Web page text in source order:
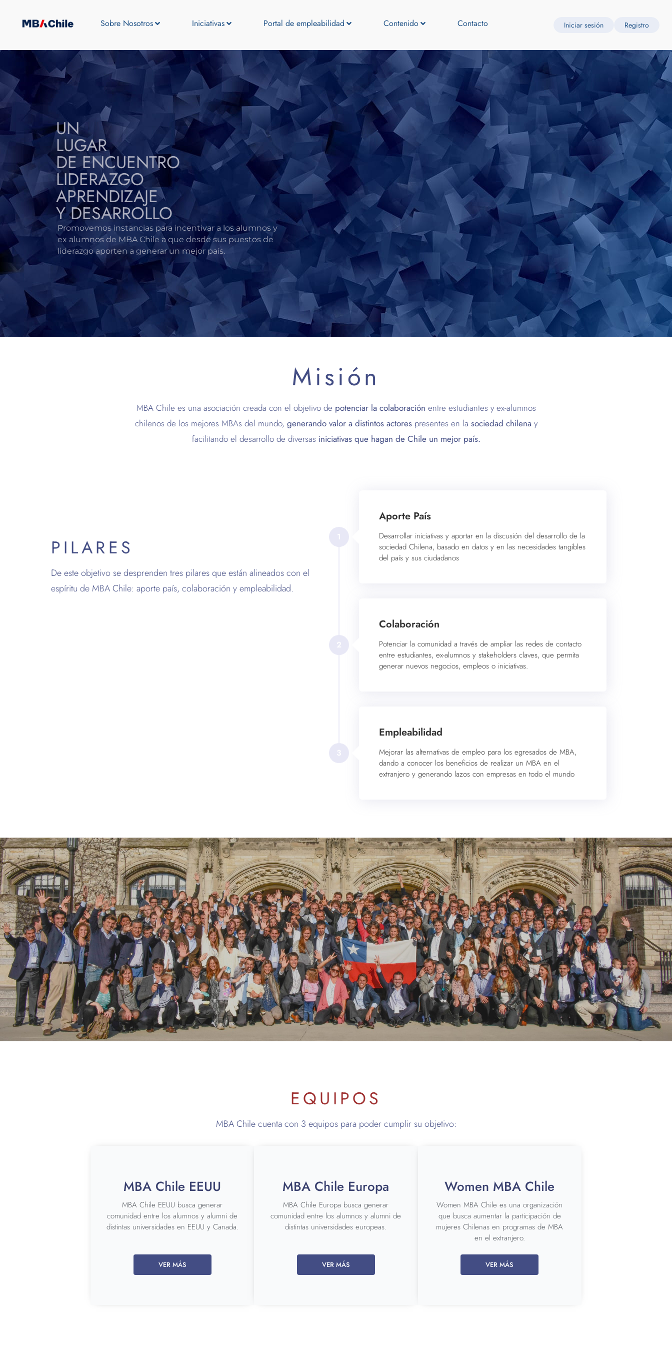
Sobre Nosotros Iniciativas Portal de empleabilidad Contenido Contacto Iniciar sesión Registro
UN
LUGAR
DE ENCUENTRO
LIDERAZGO
APRENDIZAJE
Y DESARROLLO
Promovemos instancias para incentivar a los alumnos y
ex alumnos de MBA Chile a que desde sus puestos de
liderazgo aporten a generar un mejor país.
Misión
MBA Chile es una asociación creada con el objetivo de potenciar la colaboración entre estudiantes y ex-alumnos
chilenos de los mejores MBAs del mundo, generando valor a distintos actorespresentes en la sociedad chilena y
facilitando el desarrollo de diversas iniciativas que hagan de Chile un mejor país.
PILARES
De este objetivo se desprenden tres pilares que están alineados con el
espíritu de MBA Chile: aporte país, colaboración y empleabilidad.
Aporte País
Desarrollar iniciativas y aportar en la discusión del desarrollo de la
sociedad Chilena, basado en datos y en las necesidades tangibles
del país y sus ciudadanos
Colaboración
Potenciar la comunidad a través de ampliar las redes de contacto
entre estudiantes, ex-alumnos y stakeholders claves, que permita
generar nuevos negocios, empleos o iniciativas.
Empleabilidad
Mejorar las alternativas de empleo para los egresados de MBA,
dando a conocer los beneficios de realizar un MBA en el
extranjero y generando lazos con empresas en todo el mundo
EQUIPOS
MBA Chile cuenta con 3 equipos para poder cumplir su objetivo:
MBA Chile EEUU
MBA Chile EEUU busca generar
comunidad entre los alumnos y alumni de
distintas universidades en EEUU y Canada.
VER MÁS
MBA Chile Europa
MBA Chile Europa busca generar
comunidad entre los alumnos y alumni de
distintas universidades europeas.
VER MÁS
Women MBA Chile
Women MBA Chile es una organización
que busca aumentar la participación de
mujeres Chilenas en programas de MBA
en el extranjero.
VER MÁS